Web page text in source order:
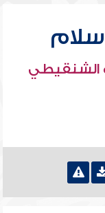
الشنقيطي